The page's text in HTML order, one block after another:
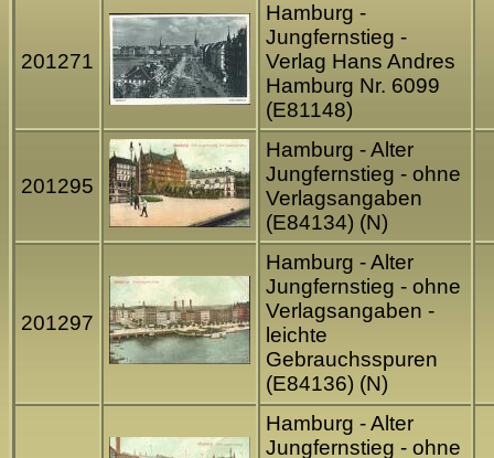
201271
Hamburg -
Jungfernstieg -
Verlag Hans Andres
Hamburg Nr. 6099
(E81148)
201295
Hamburg - Alter
Jungfernstieg - ohne
Verlagsangaben
(E84134) (N)
201297
Hamburg - Alter
Jungfernstieg - ohne
Verlagsangaben -
leichte
Gebrauchsspuren
(E84136) (N)
Hamburg - Alter
Jungfernstieg - ohne